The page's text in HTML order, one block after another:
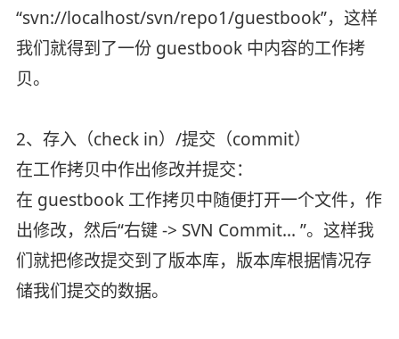
“svn://localhost/svn/repo1/guestbook”，这样
我们就得到了一份 guestbook 中内容的工作拷
贝。
2、存入（check in）/提交（commit）
在工作拷贝中作出修改并提交：
在 guestbook 工作拷贝中随便打开一个文件，作
出修改，然后“右键 -> SVN Commit... ”。这样我
们就把修改提交到了版本库，版本库根据情况存
储我们提交的数据。